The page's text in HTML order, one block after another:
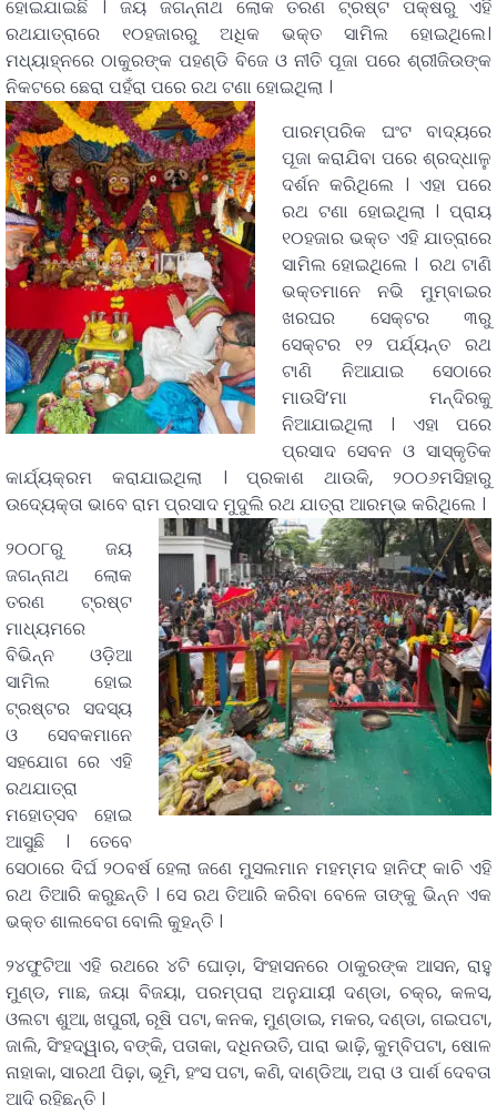
ହୋଇଯାଇଛି । ଜୟ ଜଗନ୍ନାଥ ଲୋକ ତରଣ ଟ୍ରଷ୍ଟ ପକ୍ଷରୁ ଏହି
ରଥଯାତ୍ରାରେ ୧୦ହଜାରରୁ ଅଧିକ ଭକ୍ତ ସାମିଲ ହୋଇଥିଲେ।
ମଧ୍ୟାହ୍ନରେ ଠାକୁରଙ୍କ ପହଣ୍ଡି ବିଜେ ଓ ନୀତି ପୂଜା ପରେ ଶ୍ରୀଜିଉଙ୍କ
ନିକଟରେ ଛେରା ପହଁରା ପରେ ରଥ ଟଣା ହୋଇଥିଲା ।
ପାରମ୍ପରିକ ଘଂଟ ବାଦ୍ୟରେ
ପୂଜା କରାଯିବା ପରେ ଶ୍ରଦ୍ଧାଳୁ
ଦର୍ଶନ କରିଥିଲେ । ଏହା ପରେ
ରଥ ଟଣା ହୋଇଥିଲା । ପ୍ରାୟ
୧୦ହଜାର ଭକ୍ତ ଏହି ଯାତ୍ରାରେ
ସାମିଲ ହୋଇଥିଲେ । ରଥ ଟାଣି
ଭକ୍ତମାନେ ନଭି ମୁମ୍ବାଇର
ଖରଘର ସେକ୍ଟର ୩ରୁ
ସେକ୍ଟର ୧୨ ପର୍ଯ୍ୟନ୍ତ ରଥ
ଟାଣି ନିଆଯାଇ ସେଠାରେ
ମାଉସି’ମା ମନ୍ଦିରକୁ
ନିଆଯାଇଥିଲା । ଏହା ପରେ
ପ୍ରସାଦ ସେବନ ଓ ସାସ୍କୃତିକ
କାର୍ଯ୍ୟକ୍ରମ କରାଯାଇଥିଲା । ପ୍ରକାଶ ଥାଉକି, ୨୦୦୬ମସିହାରୁ
ଉଦ୍ୟେକ୍ତା ଭାବେ ରାମ ପ୍ରସାଦ ମୁଦୁଲି ରଥ ଯାତ୍ରା ଆରମ୍ଭ କରିଥିଲେ ।
୨୦୦୮ରୁ ଜୟ
ଜଗନ୍ନାଥ ଲୋକ
ତରଣ ଟ୍ରଷ୍ଟ
ମାଧ୍ୟମରେ
ବିଭିନ୍ନ ଓଡ଼ିଆ
ସାମିଲ ହୋଇ
ଟ୍ରଷ୍ଟର ସଦସ୍ୟ
ଓ ସେବକମାନେ
ସହଯୋଗ ରେ ଏହି
ରଥଯାତ୍ରା
ମହୋତ୍ସବ ହୋଇ
ଆସୁଛି । ତେବେ
ସେଠାରେ ଦିର୍ଘ ୨୦ବର୍ଷ ହେଲା ଜଣେ ମୁସଲମାନ ମହମ୍ମଦ ହାନିଫ୍ କାଚି ଏହି
ରଥ ତିଆରି କରୁଛନ୍ତି । ସେ ରଥ ତିଆରି କରିବା ବେଳେ ତାଙ୍କୁ ଭିନ୍ନ ଏକ
ଭକ୍ତ ଶାଲବେଗ ବୋଲି କୁହନ୍ତି ।
୨୪ଫୁଟିଆ ଏହି ରଥରେ ୪ଟି ଘୋଡ଼ା, ସିଂହାସନରେ ଠାକୁରଙ୍କ ଆସନ, ରାହୁ
ମୁଣ୍ଡ, ମାଛ, ଜୟା ବିଜୟା, ପରମ୍ପରା ଅନୁଯାୟୀ ଦଣ୍ଡା, ଚକ୍ର, କଳସ,
ଓଲଟା ଶୁଆ, ଖପୁରୀ, ରୂଷି ପଟା, କନକ, ମୁଣ୍ଡାଇ, ମକର, ଦଣ୍ଡା, ଗଇପଟା,
ଜାଲି, ସିଂହଦ୍ୱାର, ବଙ୍କି, ପତାକା, ଦଧିନଉତି, ପାରା ଭାଢ଼ି, କୁମ୍ବିପଟା, ଷୋଳ
ନାହାକା, ସାରଥୀ ପିଢ଼ା, ଭୂମି, ହଂସ ପଟା, କଣି, ଦାଣ୍ଡିଆ, ଅରା ଓ ପାର୍ଶ ଦେବତା
ଆଦି ରହିଛନ୍ତି ।